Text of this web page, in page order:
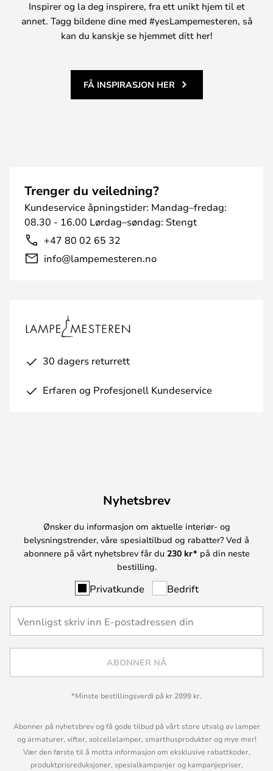
Inspirer og la deg inspirere, fra ett unikt hjem til et
annet. Tagg bildene dine med #yesLampemesteren, så
kan du kanskje se hjemmet ditt her!
FÅ INSPIRASJON HER
Trenger du veiledning?
Kundeservice åpningstider: Mandag–fredag:
08.30 - 16.00 Lørdag–søndag: Stengt
+47 80 02 65 32
info@lampemesteren.no
30 dagers returrett
Erfaren og Profesjonell Kundeservice
Nyhetsbrev
Ønsker du informasjon om aktuelle interiør- og
belysningstrender, våre spesialtilbud og rabatter? Ved å
abonnere på vårt nyhetsbrev får du 230 kr* på din neste
bestilling.
Privatkunde Bedrift
ABONNER NÅ
*Minste bestillingsverdi på kr 2899 kr.
Abonner på nyhetsbrev og få gode tilbud på vårt store utvalg av lamper
og armaturer, vifter, solcellelamper, smarthusprodukter og mye mer!
Vær den første til å motta informasjon om eksklusive rabattkoder,
produktprisreduksjoner, spesialkampanjer og kampanjepriser,